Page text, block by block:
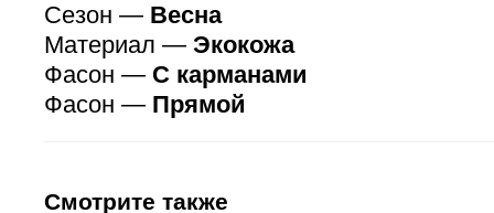
Сезон — Весна
Материал — Экокожа
Фасон — С карманами
Фасон — Прямой
Смотрите также